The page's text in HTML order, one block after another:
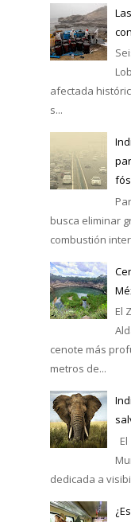
afectada
s...
busca eliminar
combustión
El
cenote más
metros de...
dedicada a